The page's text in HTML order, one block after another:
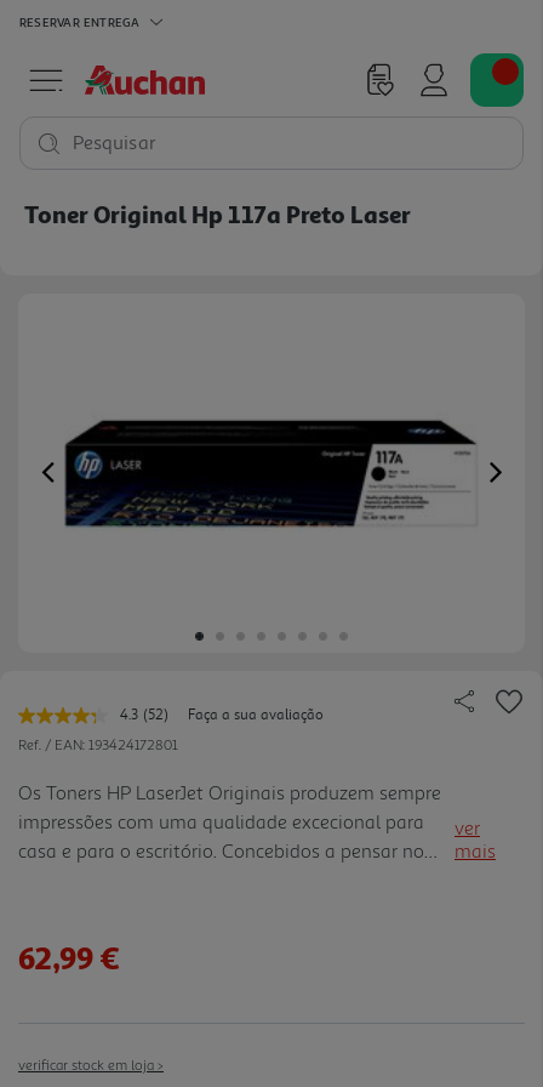
RESERVAR ENTREGA
Pesquisar
Toner Original Hp 117a Preto Laser
Previous
4.3 Leu
52
para
a
mesma
página.
(52)
Faça a sua avaliação
Ref. / EAN: 193424172801
Os Toners HP LaserJet Originais produzem sempre
impressões com uma qualidade excecional para
casa e para o escritório. Concebidos a pensar no
após página Conformidade com os critérios de
qualidade do ar interior nos locais onde trabalha e
vive
ver
mais
62,99 €
verificar stock em loja >